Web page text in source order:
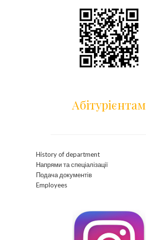
Абітурієнтам
History of department
Напрями та спеціалізації
Подача документів
Employees